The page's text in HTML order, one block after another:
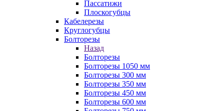
Пассатижи
Плоскогубцы
Кабелерезы
Круглогубцы
Болторезы
Назад
Болторезы
Болторезы 1050 мм
Болторезы 300 мм
Болторезы 350 мм
Болторезы 450 мм
Болторезы 600 мм